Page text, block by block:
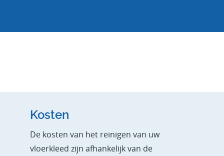
Kosten
De kosten van het reinigen van uw
vloerkleed zijn afhankelijk van de